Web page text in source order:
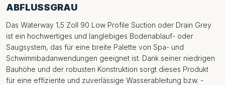
ABFLUSSGRAU
Das Waterway 1,5 Zoll 90 Low Profile Suction oder Drain Grey
ist ein hochwertiges und langlebiges Bodenablauf- oder
Saugsystem, das für eine breite Palette von Spa- und
Schwimmbadanwendungen geeignet ist. Dank seiner niedrigen
Bauhöhe und der robusten Konstruktion sorgt dieses Produkt
für eine effiziente und zuverlässige Wasserableitung bzw. -